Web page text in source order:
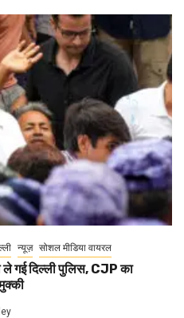
न्यूज़ सोशल मीडिया वायरल
गई दिल्ली पुलिस, CJP का